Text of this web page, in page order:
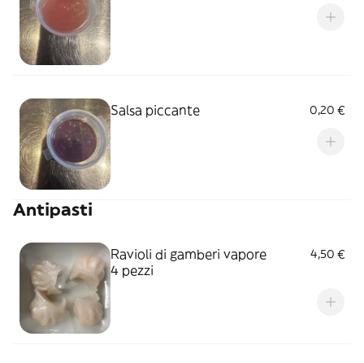
Salsa piccante 0,20 €
Antipasti
Ravioli di gamberi vapore
4 pezzi
4,50 €